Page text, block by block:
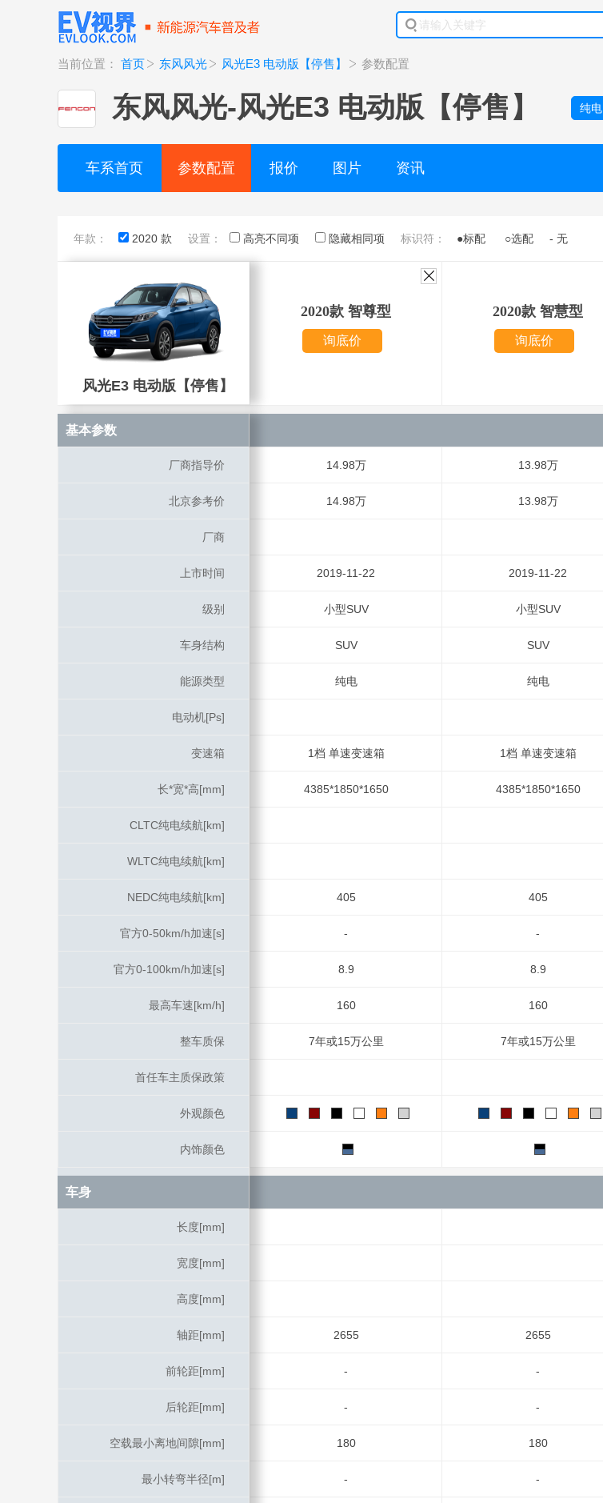
当前位置： 首页 东风风光 风光E3 电动版【停售】 参数配置
东风风光-风光E3 电动版【停售】 纯电
车系首页 参数配置 报价 图片 资讯
年款： 2020 款 设置： 高亮不同项 隐藏相同项 标识符： ●标配 ○选配 - 无
风光E3 电动版【停售】
风光E3 电动版【停售】
2020款 智尊型
询底价
2020款 智慧型
询底价
基本参数
厂商指导价 14.98万 13.98万
北京参考价 14.98万 13.98万
厂商
上市时间 2019-11-22 2019-11-22
级别 小型SUV 小型SUV
车身结构 SUV SUV
能源类型 纯电 纯电
电动机[Ps]
变速箱 1档 单速变速箱 1档 单速变速箱
长*宽*高[mm] 4385*1850*1650 4385*1850*1650
CLTC纯电续航[km]
WLTC纯电续航[km]
NEDC纯电续航[km] 405 405
官方0-50km/h加速[s] - -
官方0-100km/h加速[s] 8.9 8.9
最高车速[km/h] 160 160
整车质保 7年或15万公里 7年或15万公里
首任车主质保政策
外观颜色
内饰颜色
车身
长度[mm]
宽度[mm]
高度[mm]
轴距[mm] 2655 2655
前轮距[mm] - -
后轮距[mm] - -
空载最小离地间隙[mm] 180 180
最小转弯半径[m] - -
基本参数
厂商指导价
北京参考价
厂商
上市时间
级别
车身结构
能源类型
电动机[Ps]
变速箱
长*宽*高[mm]
CLTC纯电续航[km]
WLTC纯电续航[km]
NEDC纯电续航[km]
官方0-50km/h加速[s]
官方0-100km/h加速[s]
最高车速[km/h]
整车质保
首任车主质保政策
外观颜色
内饰颜色
车身
长度[mm]
宽度[mm]
高度[mm]
轴距[mm]
前轮距[mm]
后轮距[mm]
空载最小离地间隙[mm]
最小转弯半径[m]